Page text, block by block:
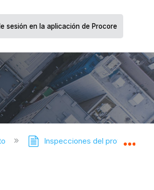
sesión en la aplicación de Procore
Inspecciones del proyecto